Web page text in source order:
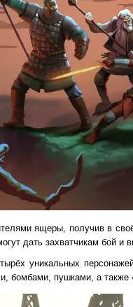
ящеры, получив в
дать захватчикам бой и
уникальных
бомбами, пушками, а также